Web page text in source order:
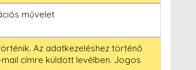
művelet
Az adatkezeléshez történő
címre küldött levélben. Jogos